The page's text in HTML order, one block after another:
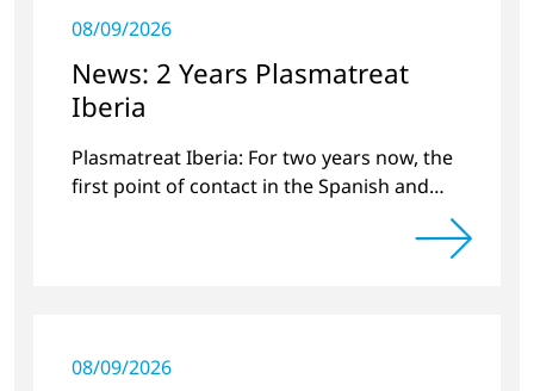
08/09/2026
News: 2 Years Plasmatreat
Iberia
Plasmatreat Iberia: For two years now, the
first point of contact in the Spanish and
08/09/2026